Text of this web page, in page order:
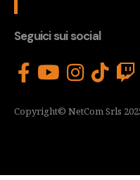
Seguici sui social
Copyright© NetCom Srls